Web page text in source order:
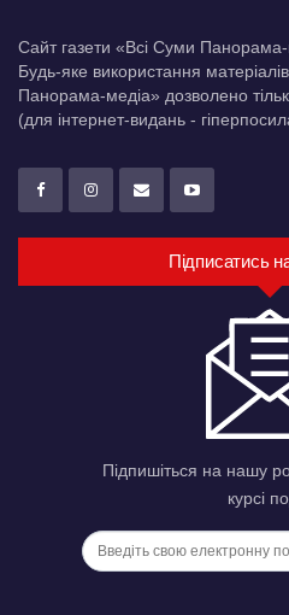
Сайт газети «Всі Суми Панорама-
Будь-яке використання
Панорама-медіа» дозволено
(для інтернет-видань -
Підписатись
Підпишіться на нашу
курсі